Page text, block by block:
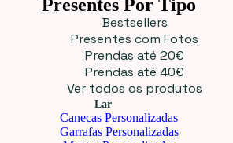
Presentes Por Tipo
Bestsellers
Presentes com Fotos
Prendas até 20€
Prendas até 40€
Ver todos os produtos
Lar
Canecas Personalizadas
Garrafas Personalizadas